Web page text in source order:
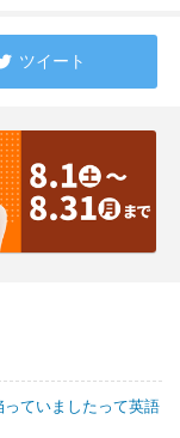
ツイート
ていましたって英語